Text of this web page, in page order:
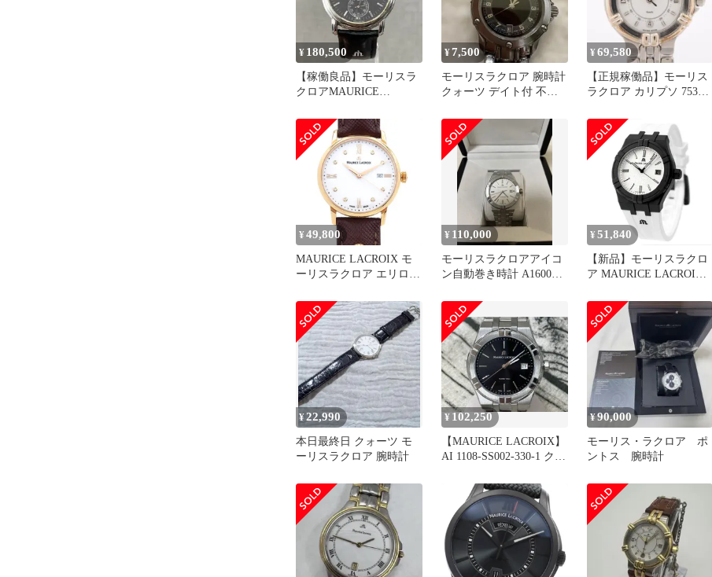
¥ 180,500
【稼働良品】モーリスラ
クロアMAURICE
ス 自動
¥7,500
モーリスラクロア 腕時計
クォーツ デイト付 不動
¥69,580
【正規稼働品】モーリス
ラクロア カリプソ 75326
¥ 49,800
MAURICE LACROIX モ
ーリスラクロア エリロス
イヤモンド 8Pダイヤ デ
イト 50m防水 白 ホワイ
ト PGP ピングゴールド
SS ステンレス レディー
ス クォーツ 【6ヶ月保
証】【腕時計】【中古】
¥ 110,000
モーリスラクロアアイコ
ン自動巻き時計 A16008-
¥ 51,840
【新品】モーリスラクロ
ア MAURICE LACROIX
00YZ1-000-0 アイコン タ
イド スペシャルエディシ
ョン
¥22,990
本日最終日 クォーツ モ
ーリスラクロア 腕時計
¥ 102,250
【MAURICE LACROIX】
AI 1108-SS002-330-1 クォ
時計 電池交換・防水検査
済 中古
¥90,000
モーリス・ラクロア ポ
ントス 腕時計